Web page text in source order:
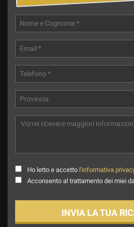
Ho letto e accetto l'informativa
Acconsento al trattamento dei miei
INVIA LA TUA